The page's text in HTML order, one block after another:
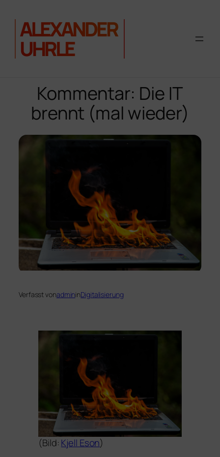
springen
ALEXANDER
UHRLE
Kommentar: Die IT
brennt (mal wieder)
Verfasst vonadmininDigitalisierung
(Bild:Kjell Eson)